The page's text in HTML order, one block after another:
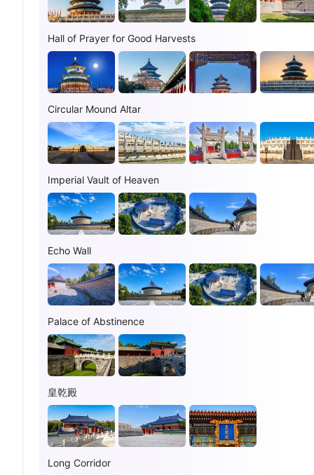
Hall of Prayer for Good Harvests
Circular Mound Altar
Imperial Vault of Heaven
Echo Wall
Palace of Abstinence
皇乾殿
Long Corridor